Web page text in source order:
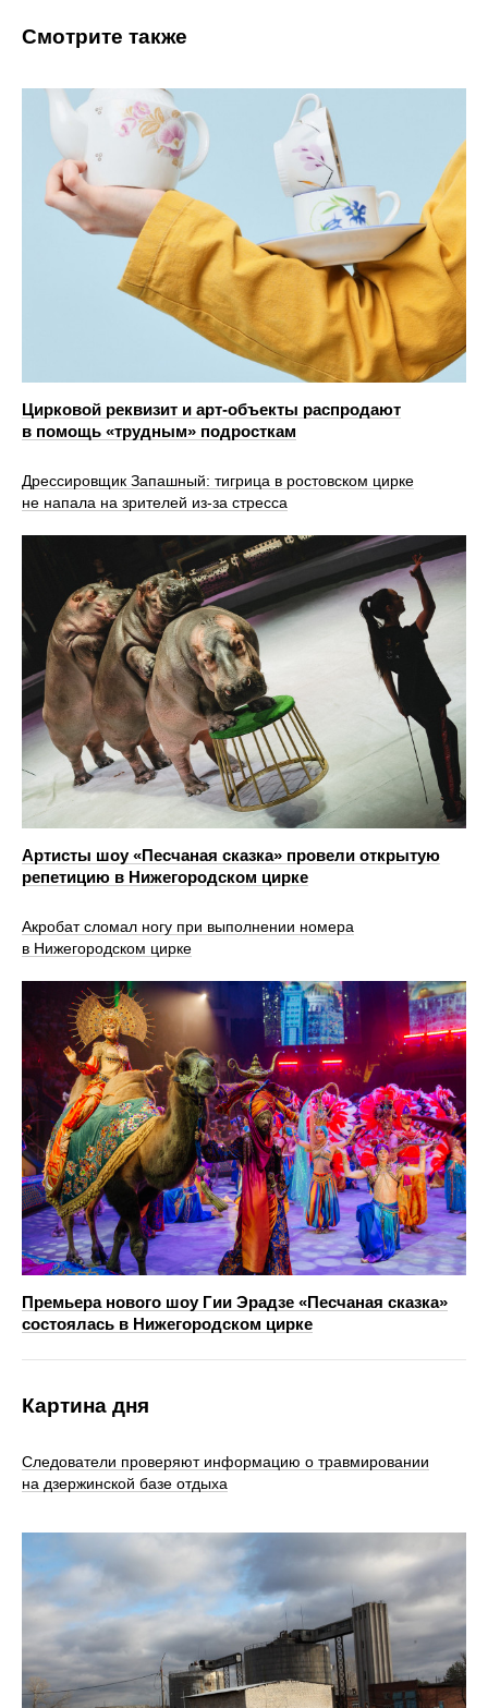
Смотрите также
Цирковой реквизит и арт-объекты распродают
в помощь «трудным» подросткам
Дрессировщик Запашный: тигрица в ростовском цирке
не напала на зрителей из-за стресса
Артисты шоу «Песчаная сказка» провели открытую
репетицию в Нижегородском цирке
Акробат сломал ногу при выполнении номера
в Нижегородском цирке
Премьера нового шоу Гии Эрадзе «Песчаная сказка»
состоялась в Нижегородском цирке
Картина дня
Следователи проверяют информацию о травмировании
на дзержинской базе отдыха